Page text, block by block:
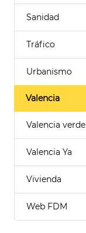
Sanidad
Tráfico
Urbanismo
Valencia
Valencia verde
Valencia Ya
Vivienda
Web FDM